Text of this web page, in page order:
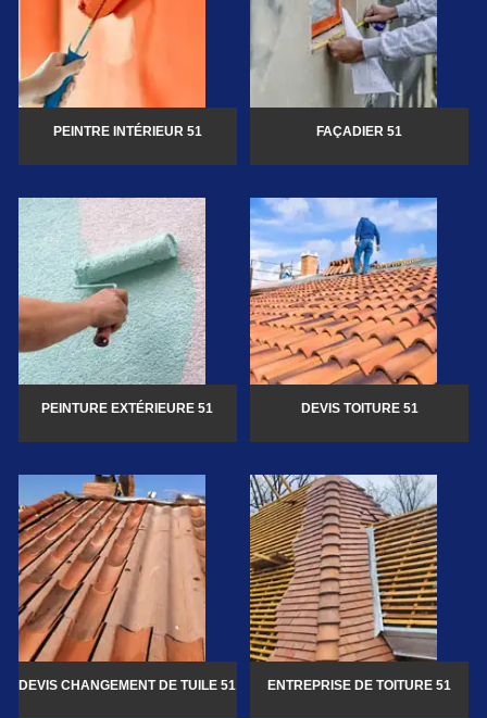
PEINTRE INTÉRIEUR 51 FAÇADIER 51
PEINTURE EXTÉRIEURE 51 DEVIS TOITURE 51
DEVIS CHANGEMENT DE TUILE 51 ENTREPRISE DE TOITURE 51